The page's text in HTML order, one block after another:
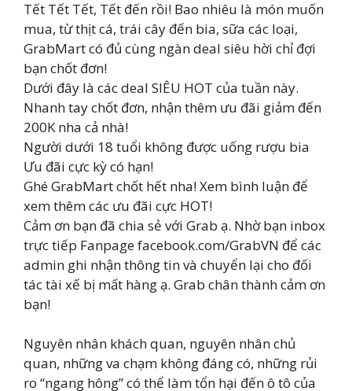
Tết Tết Tết, Tết đến rồi! Bao nhiêu là món muốn
mua, từ thịt cá, trái cây đến bia, sữa các loại,
GrabMart có đủ cùng ngàn deal siêu hời chỉ đợi
bạn chốt đơn!
Dưới đây là các deal SIÊU HOT của tuần này.
Nhanh tay chốt đơn, nhận thêm ưu đãi giảm đến
200K nha cả nhà!
Người dưới 18 tuổi không được uống rượu bia
Ưu đãi cực kỳ có hạn!
Ghé GrabMart chốt hết nha! Xem bình luận để
xem thêm các ưu đãi cực HOT!
Cảm ơn bạn đã chia sẻ với Grab ạ. Nhờ bạn inbox
trực tiếp Fanpage facebook.com/GrabVN để các
admin ghi nhận thông tin và chuyển lại cho đối
tác tài xế bị mất hàng ạ. Grab chân thành cảm ơn
bạn!
Nguyên nhân khách quan, nguyên nhân chủ
quan, những va chạm không đáng có, những rủi
ro “ngang hông” có thể làm tổn hại đến ô tô của